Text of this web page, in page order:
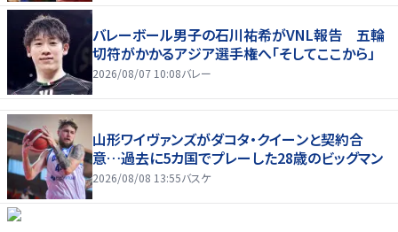
バレーボール男子の石川祐希がVNL報告 五輪
切符がかかるアジア選手権へ「そしてここから」
2026/08/07 10:08バレー
山形ワイヴァンズがダコタ・クイーンと契約合
意…過去に5カ国でプレーした28歳のビッグマン
2026/08/08 13:55バスケ